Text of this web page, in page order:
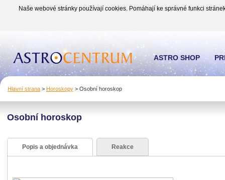
Naše webové stránky používají cookies. Pomáhají ke správné funkci
Hlavní strana > Horoskopy > Osobní horoskop
Osobní horoskop
Popis a objednávka Reakce
ASTRO SHOP